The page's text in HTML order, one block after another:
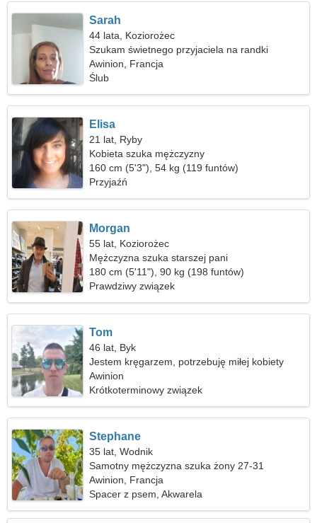
Sarah
44 lata, Koziorożec
Szukam świetnego przyjaciela na randki
Awinion, Francja
Ślub
Elisa
21 lat, Ryby
Kobieta szuka mężczyzny
160 cm (5'3"), 54 kg (119 funtów)
Przyjaźń
Morgan
55 lat, Koziorożec
Mężczyzna szuka starszej pani
180 cm (5'11"), 90 kg (198 funtów)
Prawdziwy związek
Tom
46 lat, Byk
Jestem kręgarzem, potrzebuję miłej kobiety
Awinion
Krótkoterminowy związek
Stephane
35 lat, Wodnik
Samotny mężczyzna szuka żony 27-31
Awinion, Francja
Spacer z psem, Akwarela